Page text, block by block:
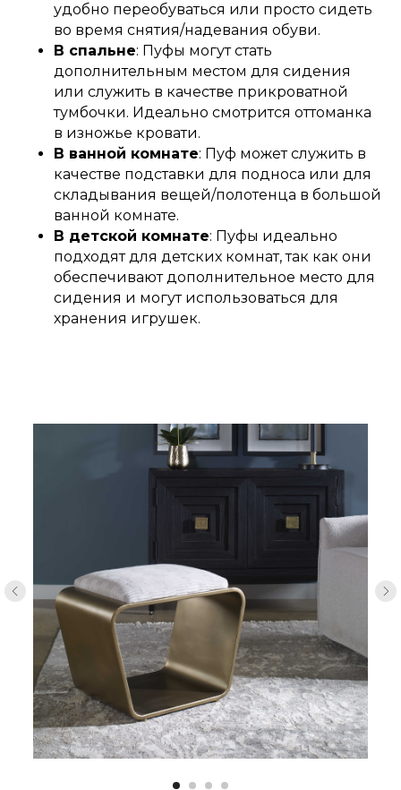
удобно переобуваться или просто сидеть
во время снятия/надевания обуви.
В спальне: Пуфы могут стать
дополнительным местом для сидения
или служить в качестве прикроватной
тумбочки. Идеально смотрится оттоманка
в изножье кровати.
В ванной комнате: Пуф может служить в
качестве подставки для подноса или для
складывания вещей/полотенца в большой
ванной комнате.
В детской комнате: Пуфы идеально
подходят для детских комнат, так как они
обеспечивают дополнительное место для
сидения и могут использоваться для
хранения игрушек.